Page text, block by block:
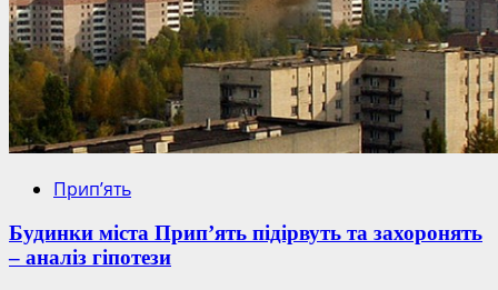
Прип’ять
Будинки міста Прип’ять підірвуть та захоронять
– аналіз гіпотези